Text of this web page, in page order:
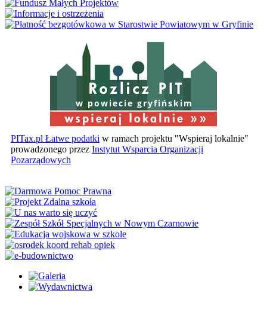
w powiecie gryfińskim
PITax.pl Łatwe podatki w ramach projektu "Wspieraj lokalnie"
prowadzonego przez Instytut Wsparcia Organizacji
Pozarządowych